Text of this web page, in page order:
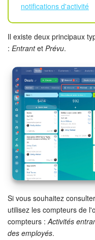
Bitrix24 Drive
Base de
Boutique en
Gestion des
Messagerie web
CRM
Réservation en
CoPilot - IA
Signature
notifications d'activité
Il existe deux principaux
: Entrantet Prévu.
Si vous souhaitez
utilisez les compteurs de
compteurs : Activités
des employés.